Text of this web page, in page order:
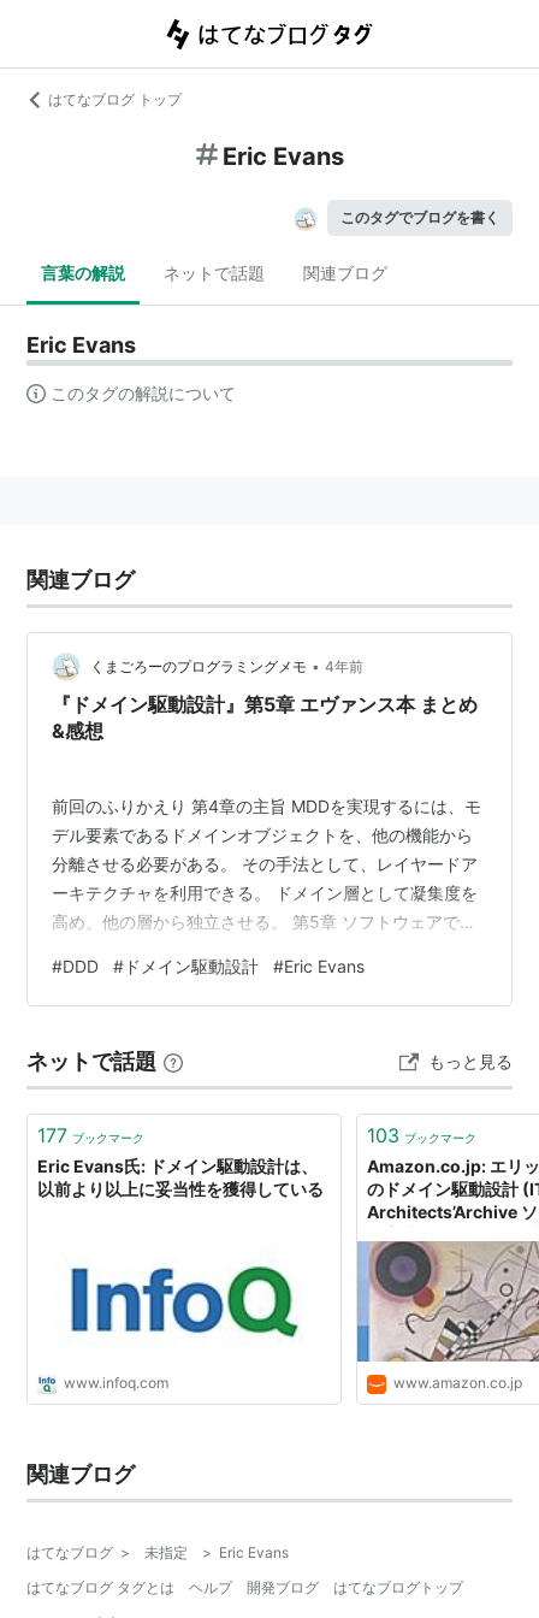
はてなブログ トップ
Eric Evans
このタグでブログを書く
言葉の解説 ネットで話題 関連ブログ
Eric Evans
このタグの解説について
関連ブログ
くまごろーのプログラミングメモ • 4年前
『ドメイン駆動設計』第5章 エヴァンス本 まとめ
&感想
前回のふりかえり 第4章の主旨 MDDを実現するには、モ
デル要素であるドメインオブジェクトを、他の機能から
分離させる必要がある。 その手法として、レイヤードア
ーキテクチャを利用できる。 ドメイン層として凝集度を
高め、他の層から独立させる。 第5章 ソフトウェアで実
素に注目する。 モデルを表現するのには、3パターンの
要素があるといえる。 エンティティ 連続性と一意性を持
ービス アクションや操作をする責務を持つ 関連 現実世
界では、多対多の関連がたくさんあって複雑。関係を制
限することで設計をシ…
#DDD # ドメイン駆動設計 #Eric Evans
ネットで話題 もっと見る
177 ブックマーク
Eric Evans氏: ドメイン駆動設計は、
以前より以上に妥当性を獲得している
www.infoq.com
103 ブックマーク
Amazon.co.jp: エリ
のドメイン駆動設計
Architects’Archive
修), 今関剛 (翻訳), 和
野祐子 (翻訳): 本
www.amazon.co.jp
関連ブログ
はてなブログ > 未指定 > Eric Evans
はてなブログ タグとは
ヘルプ 開発ブログ
はてなブログトップ